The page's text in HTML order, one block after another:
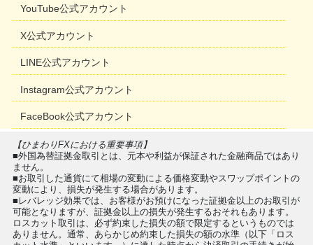
YouTube公式アカウント
X公式アカウント
LINE公式アカウント
Instagram公式アカウント
FaceBook公式アカウント
【ひまわりFXにおける重要事項】
■外国為替証拠金取引とは、元本や利益が保証された金融商品ではあり
ません。
■お取引した通貨にて相場の変動による価格変動やスワップポイントの
変動により、損失が発生する場合があります。
■レバレッジ効果では、お客様がお預けになった証拠金以上のお取引が
可能となりますが、証拠金以上の損失が発生するおそれもあります。
ロスカット取引は、必ず約束した損失の額で限定するというものでは
ありません。通常、あらかじめ約束した損失の額の水準（以下「ロス